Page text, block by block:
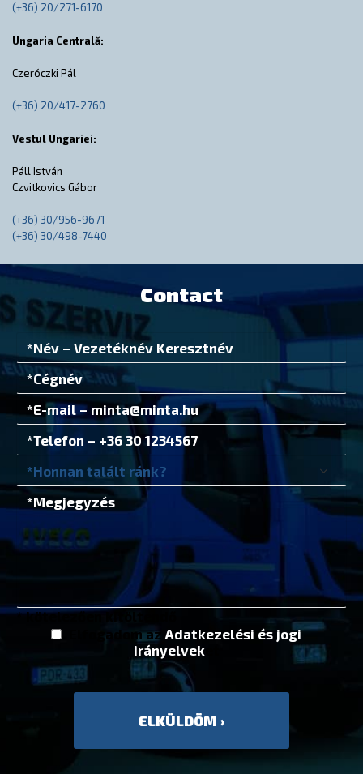
(+36) 20/271-6170
Ungaria Centrală:
Czeróczki Pál
(+36) 20/417-2760
Vestul Ungariei:
Páll István
Czvitkovics Gábor
(+36) 30/956-9671
(+36) 30/498-7440
Contact
* kötelezően kitöltendő
Elfogadom az Adatkezelési és jogi
irányelveket